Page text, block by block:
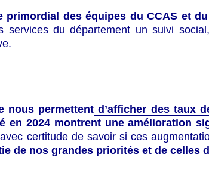
primordial des équipes du CCAS et
du département un suivi
nous permettent d’afficher des taux
en 2024 montrent une amélioration
certitude de savoir si ces
de nos grandes priorités et de celles